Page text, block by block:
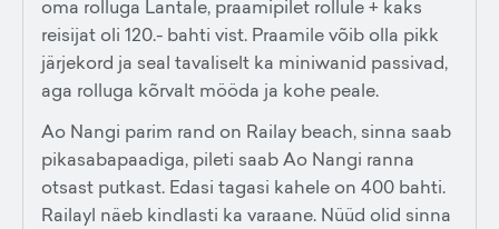
oma rolluga Lantale, praamipilet rollule + kaks
reisijat oli 120.- bahti vist. Praamile võib olla pikk
järjekord ja seal tavaliselt ka miniwanid passivad,
aga rolluga kõrvalt mööda ja kohe peale.
Ao Nangi parim rand on Railay beach, sinna saab
pikasabapaadiga, pileti saab Ao Nangi ranna
otsast putkast. Edasi tagasi kahele on 400 bahti.
Railayl näeb kindlasti ka varaane. Nüüd olid sinna